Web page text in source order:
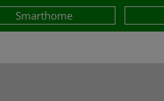
Smarthome